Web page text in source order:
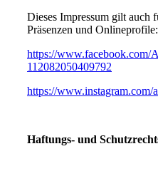
Dieses Impressum gilt auch
Präsenzen und Onlineprofile:
https://www.facebook.com/
112082050409792
https://www.instagram.com/
Haftungs- und